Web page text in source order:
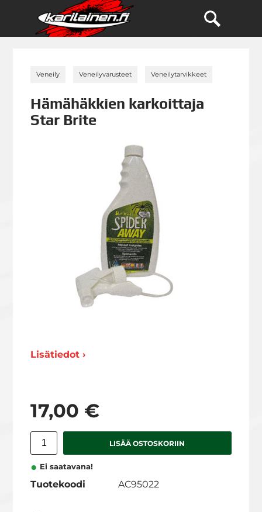
Veneily Veneilyvarusteet Veneilytarvikkeet
Hämähäkkien karkoittaja
Star Brite
Lisätiedot ›
17,00 €
LISÄÄ OSTOSKORIIN
Ei saatavana!
Tuotekoodi AC95022